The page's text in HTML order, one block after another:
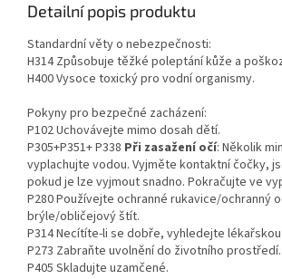
Detailní popis produktu
Standardní věty o nebezpečnosti:
H314 Způsobuje těžké poleptání kůže a
H400 Vysoce toxický pro vodní organismy.
Pokyny pro bezpečné zacházení:
P102 Uchovávejte mimo dosah dětí.
P305+P351+ P338 Při zasažení očí: Několik
vyplachujte vodou. Vyjměte kontaktní čočky,
pokud je lze vyjmout snadno. Pokračujte ve
P280 Používejte ochranné rukavice/ochranný
brýle/obličejový štít.
P314 Necítíte-li se dobře, vyhledejte
P273 Zabraňte uvolnění do životního prostředí.
P405 Skladujte uzamčené.